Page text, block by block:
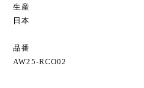
生産
日本
品番
AW25-RCO02